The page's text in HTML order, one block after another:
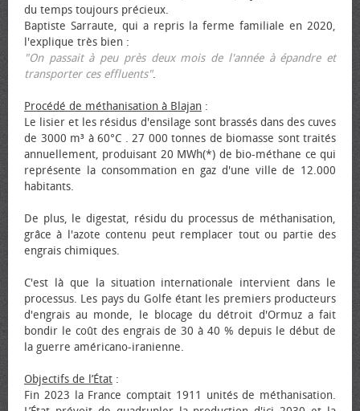
du temps toujours précieux.
Baptiste Sarraute, qui a repris la ferme familiale en 2020,
l'explique très bien :
"On passait à peu près deux mois de l'année à épandre et
transporter ces effluents".
Procédé de méthanisation à Blajan :
Le lisier et les résidus d'ensilage sont brassés dans des cuves
de 3000 m³ à 60°C . 27 000 tonnes de biomasse sont traités
annuellement, produisant 20 MWh(*) de bio-méthane ce qui
représente la consommation en gaz d'une ville de 12.000
habitants.
De plus, le digestat, résidu du processus de méthanisation,
grâce à l'azote contenu peut remplacer tout ou partie des
engrais chimiques.
C'est là que la situation internationale intervient dans le
processus. Les pays du Golfe étant les premiers producteurs
d'engrais au monde, le blocage du détroit d'Ormuz a fait
bondir le coût des engrais de 30 à 40 % depuis le début de
la guerre américano-iranienne.
Objectifs de l’État :
Fin 2023 la France comptait 1911 unités de méthanisation.